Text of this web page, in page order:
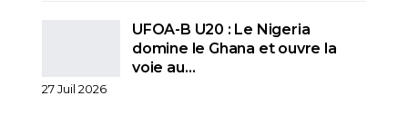
UFOA-B U20 : Le Nigeria
domine le Ghana et ouvre la
voie au…
27 Juil 2026